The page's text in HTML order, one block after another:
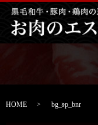
HOME bg_sp_bnr